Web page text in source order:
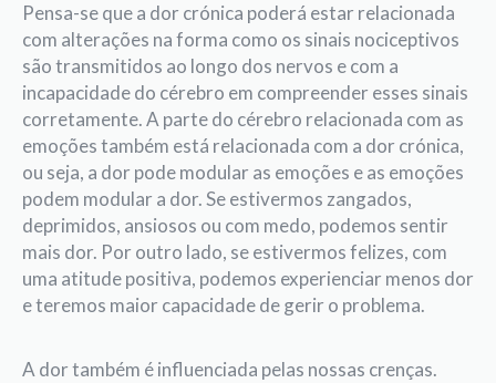
Pensa-se que a dor crónica poderá estar relacionada
com alterações na forma como os sinais nociceptivos
são transmitidos ao longo dos nervos e com a
incapacidade do cérebro em compreender esses sinais
corretamente. A parte do cérebro relacionada com as
emoções também está relacionada com a dor crónica,
ou seja, a dor pode modular as emoções e as emoções
podem modular a dor. Se estivermos zangados,
deprimidos, ansiosos ou com medo, podemos sentir
mais dor. Por outro lado, se estivermos felizes, com
uma atitude positiva, podemos experienciar menos dor
e teremos maior capacidade de gerir o problema.
A dor também é influenciada pelas nossas crenças.